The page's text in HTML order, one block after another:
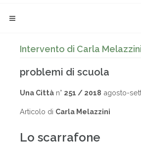
Intervento di Carla Melazzini
problemi di scuola
Una Città n° 251 / 2018 agosto-
Articolo di Carla Melazzini
Lo scarrafone